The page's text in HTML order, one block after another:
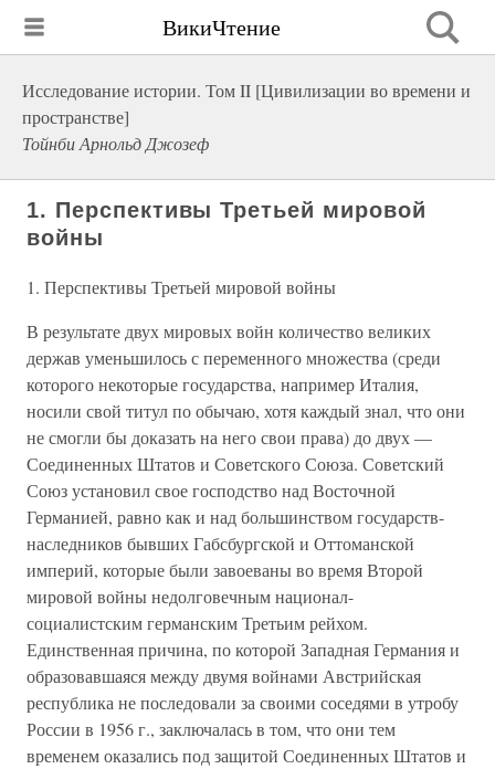
ВикиЧтение
Исследование истории. Том II [Цивилизации во времени и
пространстве]
Тойнби Арнольд Джозеф
1. Перспективы Третьей мировой
войны
1. Перспективы Третьей мировой войны
В результате двух мировых войн количество великих
держав уменьшилось с переменного множества (среди
которого некоторые государства, например Италия,
носили свой титул по обычаю, хотя каждый знал, что они
не смогли бы доказать на него свои права) до двух —
Соединенных Штатов и Советского Союза. Советский
Союз установил свое господство над Восточной
Германией, равно как и над большинством государств-
наследников бывших Габсбургской и Оттоманской
империй, которые были завоеваны во время Второй
мировой войны недолговечным национал-
социалистским германским Третьим рейхом.
Единственная причина, по которой Западная Германия и
образовавшаяся между двумя войнами Австрийская
республика не последовали за своими соседями в утробу
России в 1956 г., заключалась в том, что они тем
временем оказались под защитой Соединенных Штатов и